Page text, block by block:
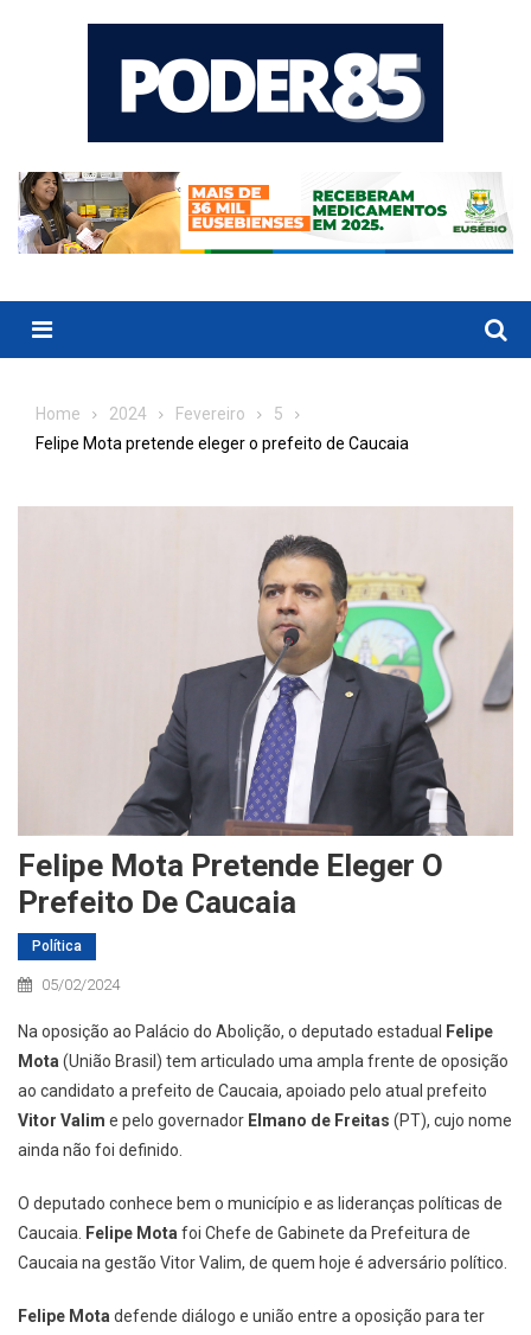
Menu
Home 2024 Fevereiro
5
Felipe Mota pretende eleger o prefeito de Caucaia
Felipe Mota Pretende Eleger O
Prefeito De Caucaia
Política
05/02/2024
Na oposição ao Palácio do Abolição, o deputado estadual Felipe
Mota(União Brasil) tem articulado uma ampla frente de oposição
ao candidato a prefeito de Caucaia, apoiado pelo atual prefeito
Vitor Valim e pelo governador Elmano de Freitas (PT), cujo nome
ainda não foi definido.
O deputado conhece bem o município e as lideranças políticas de
Caucaia. Felipe Motafoi Chefe de Gabinete da Prefeitura de
Caucaia na gestão Vitor Valim, de quem hoje é adversário político.
Felipe Motadefende diálogo e união entre a oposição para ter